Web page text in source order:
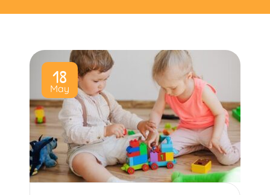
18
May